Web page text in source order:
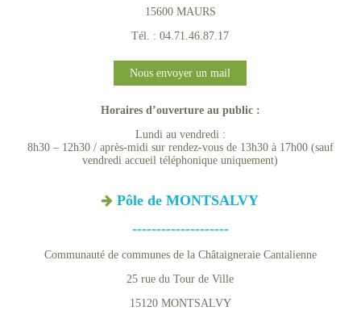
15600 MAURS
Tél. : 04.71.46.87.17
Nous envoyer un mail
Horaires d’ouverture au public :
Lundi au vendredi :
8h30 – 12h30 / après-midi sur rendez-vous de 13h30 à 17h00 (sauf
vendredi accueil téléphonique uniquement)
Pôle de MONTSALVY
--------------------
Communauté de communes de la Châtaigneraie Cantalienne
25 rue du Tour de Ville
15120 MONTSALVY